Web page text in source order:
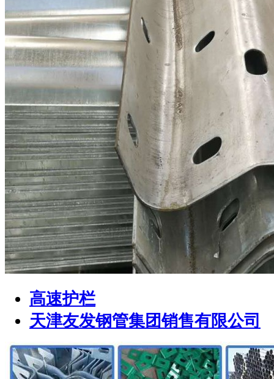
高速护栏
天津友发钢管集团销售有限公司